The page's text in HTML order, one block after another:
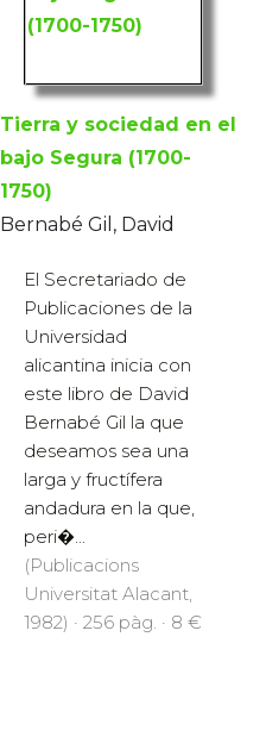
Tierra y sociedad en el
bajo Segura (1700-
1750)
Bernabé Gil, David
El Secretariado de
Publicaciones de la
Universidad
alicantina inicia con
este libro de David
Bernabé Gil la que
deseamos sea una
larga y fructífera
andadura en la que,
peri�...
(Publicacions
Universitat Alacant,
1982) · 256 pàg. · 8 €